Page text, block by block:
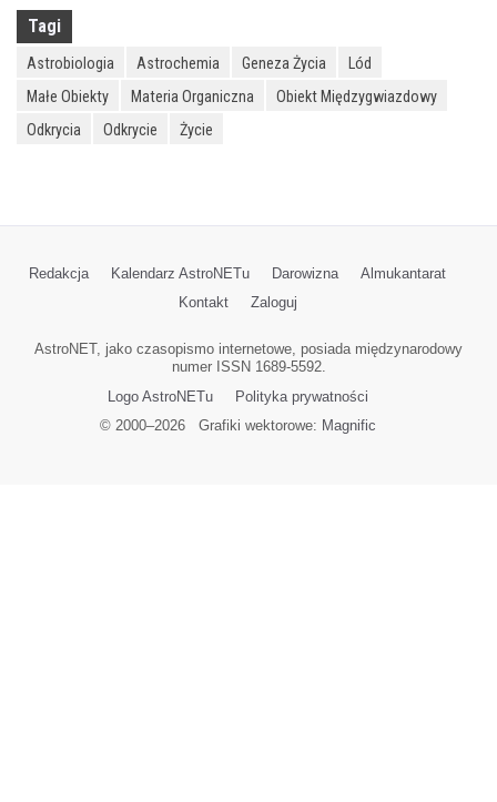
Tagi
Astrobiologia Astrochemia Geneza Życia
Lód
Małe Obiekty
Materia Organiczna
Obiekt Międzygwiazdowy
Odkrycia
Odkrycie Życie
Redakcja Kalendarz AstroNETu Darowizna
Almukantarat
Kontakt
Zaloguj
AstroNET, jako czasopismo internetowe, posiada międzynarodowy
numer ISSN 1689-5592.
Logo AstroNETu
Polityka prywatności
© 2000–2026Grafiki wektorowe: Magnific